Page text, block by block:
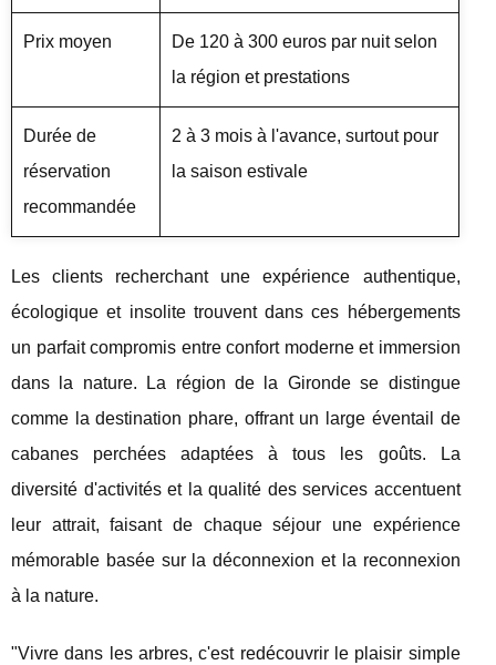
Prix moyen
De 120 à 300 euros par nuit selon
la région et prestations
Durée de
réservation
recommandée
2 à 3 mois à l'avance, surtout pour
la saison estivale
Les clients recherchant une expérience authentique,
écologique et insolite trouvent dans ces hébergements
un parfait compromis entre confort moderne et immersion
dans la nature. La région de la Gironde se distingue
comme la destination phare, offrant un large éventail de
cabanes perchées adaptées à tous les goûts. La
diversité d'activités et la qualité des services accentuent
leur attrait, faisant de chaque séjour une expérience
mémorable basée sur la déconnexion et la reconnexion
à la nature.
"Vivre dans les arbres, c'est redécouvrir le plaisir simple